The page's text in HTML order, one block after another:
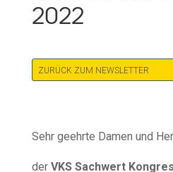
2022
ZURÜCK ZUM NEWSLETTER
Sehr geehrte Damen und
der VKS Sachwert